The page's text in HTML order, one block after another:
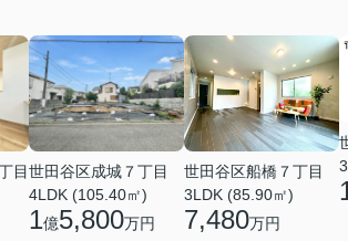
目世田谷区成城７丁目
4LDK (105.40㎡)
1億5,800万円
世田谷区船橋７丁目
3LDK (85.90㎡)
7,480万円